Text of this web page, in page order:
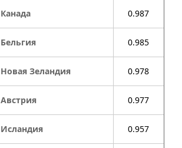
Канада 0.987
Бельгия 0.985
Новая Зеландия 0.978
Австрия 0.977
Исландия 0.957